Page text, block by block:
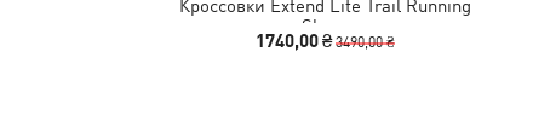
Кроссовки Extend Lite Trail Running
Shoes
1740,00 ₴3490,00 ₴